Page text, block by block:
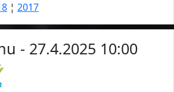
¦ 2017
- 27.4.2025 10:00